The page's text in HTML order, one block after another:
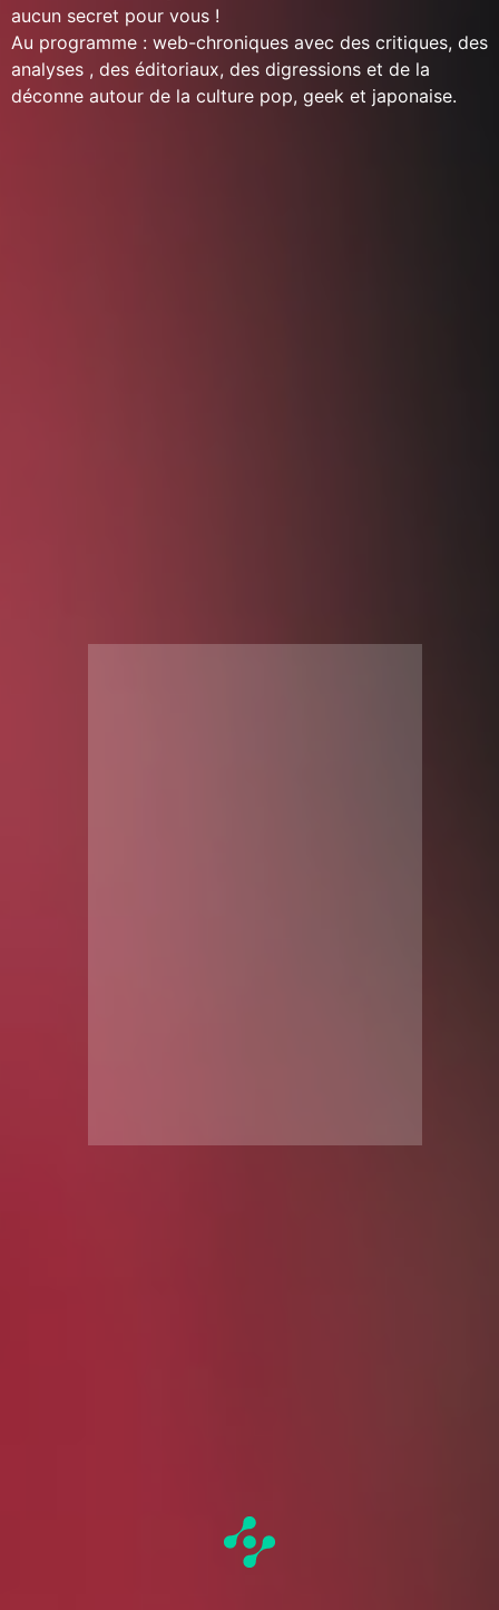
aucun secret pour vous !
Au programme : web-chroniques avec des critiques, des
analyses , des éditoriaux, des digressions et de la
déconne autour de la culture pop, geek et japonaise.